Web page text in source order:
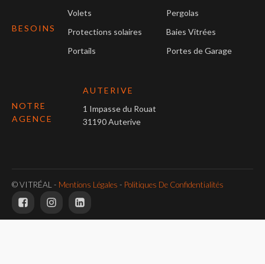
BESOINS
Volets
Protections solaires
Portails
Pergolas
Baies Vitrées
Portes de Garage
NOTRE
AGENCE
AUTERIVE
1 Impasse du Rouat
31190 Auterive
© VITRÉAL - Mentions Légales - Politiques De Confidentialités